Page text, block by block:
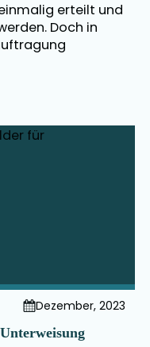
erteilt und
Doch in
Dezember, 2023